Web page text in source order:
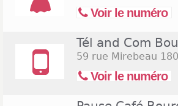
Voir le numéro
Tél and Com
59 rue Mirebeau
Voir le numéro